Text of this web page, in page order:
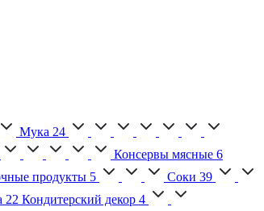
Мука 24
Консервы мясные 6
продукты 5 Соки 39
22 Кондитерский декор 4